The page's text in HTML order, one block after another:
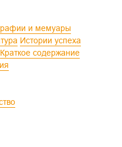
и мемуары
Истории успеха
Краткое содержание